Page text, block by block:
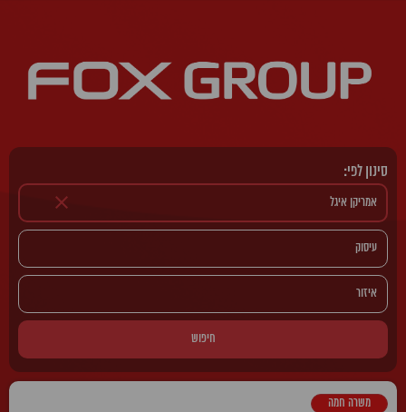
סינון לפי:
חיפוש
משרה חמה